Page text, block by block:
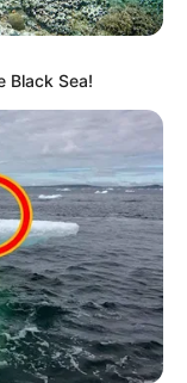
a los
Judicial
la prudencia en
la
hechos ocurridos
en desarrollo,
oficial más
en las
Black Sea!